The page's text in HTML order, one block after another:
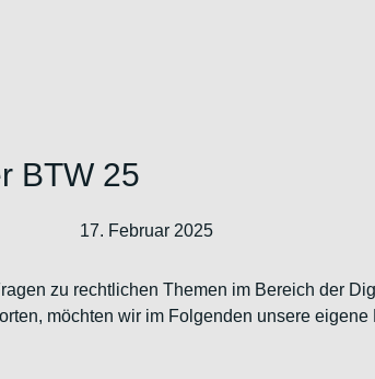
BTW 25
17. Februar 2025
zu rechtlichen Themen im Bereich der
möchten wir im Folgenden unsere